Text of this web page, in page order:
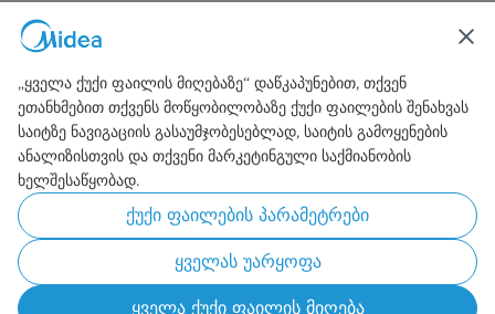
დაკავშირება ჩვენთან
Copyright 2026 Copyright Midea. ყველა უფლება დაცულია.
გამოყენების პირობები
Cookie Consent
„ყველა ქუქი ფაილის მიღებაზე“ დაწკაპუნებით, თქვენ
ეთანხმებით თქვენს მოწყობილობაზე ქუქი ფაილების შენახვას
საიტზე ნავიგაციის გასაუმჯობესებლად, საიტის გამოყენების
ანალიზისთვის და თქვენი მარკეტინგული საქმიანობის
ხელშესაწყობად.
ქუქი ფაილების პარამეტრები
ყველას უარყოფა
ყველა ქუქი ფაილის მიღება